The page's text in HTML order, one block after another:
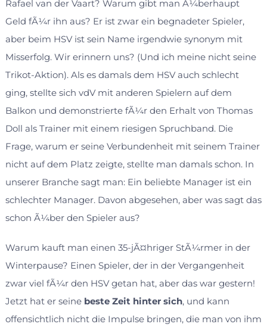
Rafael van der Vaart? Warum gibt man Ã¼berhaupt
Geld fÃ¼r ihn aus? Er ist zwar ein begnadeter Spieler,
aber beim HSV ist sein Name irgendwie synonym mit
Misserfolg. Wir erinnern uns? (Und ich meine nicht seine
Trikot-Aktion). Als es damals dem HSV auch schlecht
ging, stellte sich vdV mit anderen Spielern auf dem
Balkon und demonstrierte fÃ¼r den Erhalt von Thomas
Doll als Trainer mit einem riesigen Spruchband. Die
Frage, warum er seine Verbundenheit mit seinem Trainer
nicht auf dem Platz zeigte, stellte man damals schon. In
unserer Branche sagt man: Ein beliebte Manager ist ein
schlechter Manager. Davon abgesehen, aber was sagt das
schon Ã¼ber den Spieler aus?
Warum kauft man einen 35-jÃ¤hriger StÃ¼rmer in der
Winterpause? Einen Spieler, der in der Vergangenheit
zwar viel fÃ¼r den HSV getan hat, aber das war gestern!
Jetzt hat er seine beste Zeit hinter sich, und kann
offensichtlich nicht die Impulse bringen, die man von ihm